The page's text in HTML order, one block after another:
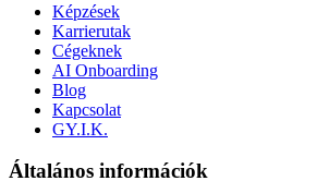
Képzések
Karrierutak
Cégeknek
AI Onboarding
Blog
Kapcsolat
GY.I.K.
Általános információk